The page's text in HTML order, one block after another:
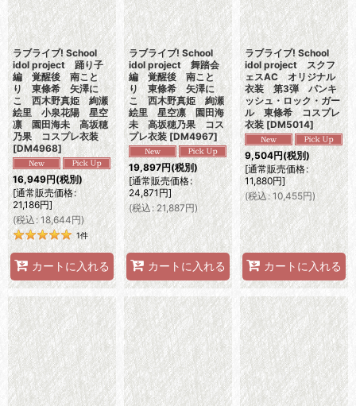
ラブライブ! School
idol project 踊り子
編 覚醒後 南こと
り 東條希 矢澤に
こ 西木野真姫 絢瀬
絵里 小泉花陽 星空
凛 園田海未 高坂穂
乃果 コスプレ衣装
[DM4968]
16,949円(税別)
[通常販売価格:
21,186円]
(税込: 18,644円)
1件
カートに入れる
ラブライブ! School
idol project 舞踏会
編 覚醒後 南こと
り 東條希 矢澤に
こ 西木野真姫 絢瀬
絵里 星空凛 園田海
未 高坂穂乃果 コス
プレ衣装 [DM4967]
19,897円(税別)
[通常販売価格:
24,871円]
(税込: 21,887円)
カートに入れる
ラブライブ! School
idol project スクフ
ェスAC オリジナル
衣装 第3弾 パンキ
ッシュ・ロック・ガー
ル 東條希 コスプレ
衣装 [DM5014]
9,504円(税別)
[通常販売価格:
11,880円]
(税込: 10,455円)
カートに入れる